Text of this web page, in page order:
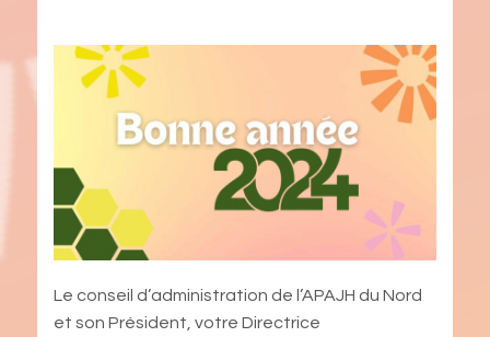
Le conseil d’administration de l’APAJH du Nord
et son Président, votre Directrice